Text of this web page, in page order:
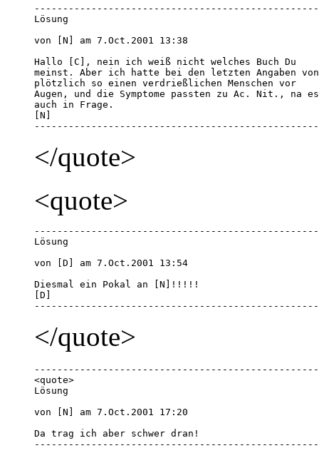
Lösung
von [N] am 7.Oct.2001 13:38
Hallo [C], nein ich weiß nicht welches Buch Du
meinst. Aber ich hatte bei den letzten Angaben
plötzlich so einen verdrießlichen Menschen vor
Augen, und die Symptome passten zu Ac. Nit., na
auch in Frage.
[N]
</quote>
<quote>
Lösung
von [D] am 7.Oct.2001 13:54
Diesmal ein Pokal an [N]!!!!!
[D]
</quote>
<quote>
Lösung
von [N] am 7.Oct.2001 17:20
Da trag ich aber schwer dran!